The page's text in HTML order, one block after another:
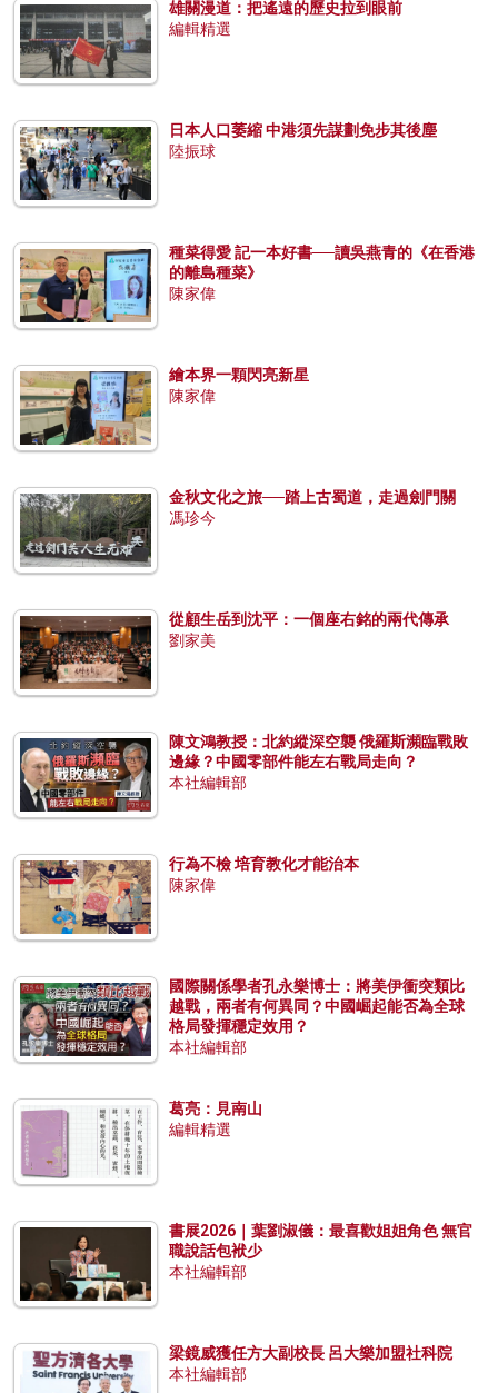
雄關漫道：把遙遠的歷史拉到眼前
編輯精選
日本人口萎縮 中港須先謀劃免步其後塵
陸振球
種菜得愛 記一本好書──讀吳燕青的《在香港
的離島種菜》
陳家偉
繪本界一顆閃亮新星
陳家偉
金秋文化之旅──踏上古蜀道，走過劍門關
馮珍今
從顧生岳到沈平：一個座右銘的兩代傳承
劉家美
陳文鴻教授：北約縱深空襲 俄羅斯瀕臨戰敗
邊緣？中國零部件能左右戰局走向？
本社編輯部
行為不檢 培育教化才能治本
陳家偉
國際關係學者孔永樂博士：將美伊衝突類比
越戰，兩者有何異同？中國崛起能否為全球
格局發揮穩定效用？
本社編輯部
葛亮：見南山
編輯精選
書展2026｜葉劉淑儀：最喜歡姐姐角色 無官
職說話包袱少
本社編輯部
梁鏡威獲任方大副校長 呂大樂加盟社科院
本社編輯部